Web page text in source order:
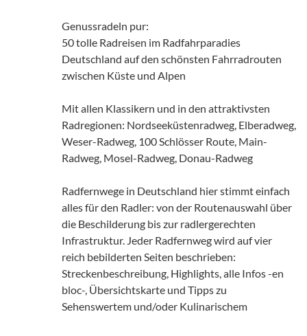
Genussradeln pur:
50 tolle Radreisen im Radfahrparadies
Deutschland auf den schönsten Fahrradrouten
zwischen Küste und Alpen
Mit allen Klassikern und in den attraktivsten
Radregionen: Nordseeküstenradweg, Elberadweg,
Weser-Radweg, 100 Schlösser Route, Main-
Radweg, Mosel-Radweg, Donau-Radweg
Radfernwege in Deutschland hier stimmt einfach
alles für den Radler: von der Routenauswahl über
die Beschilderung bis zur radlergerechten
Infrastruktur. Jeder Radfernweg wird auf vier
reich bebilderten Seiten beschrieben:
Streckenbeschreibung, Highlights, alle Infos -en
bloc-, Übersichtskarte und Tipps zu
Sehenswertem und/oder Kulinarischem